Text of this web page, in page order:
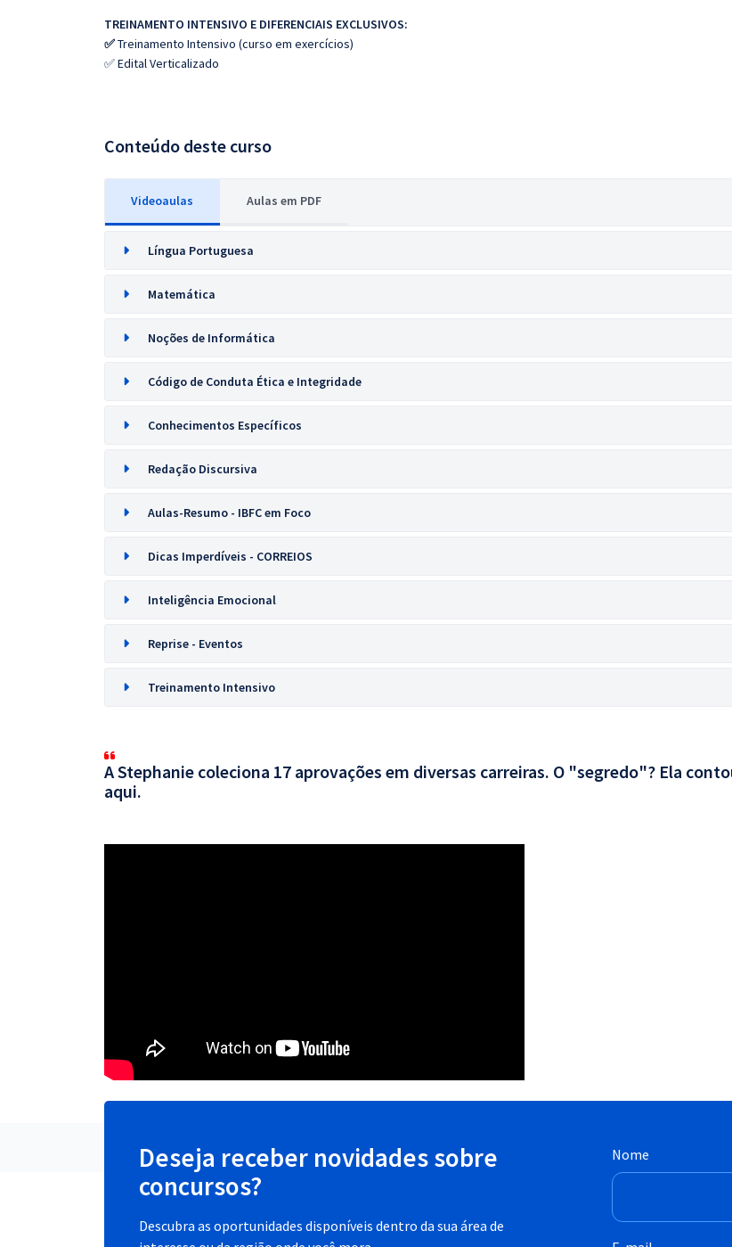
TREINAMENTO INTENSIVO E DIFERENCIAIS EXCLUSIVOS:
✅Treinamento Intensivo (curso em exercícios)
✅ Edital Verticalizado
Conteúdo deste curso
Videoaulas Aulas em PDF
Língua Portuguesa
Matemática
Noções de Informática
Código de Conduta Ética e Integridade
Conhecimentos Específicos
Redação Discursiva
Aulas-Resumo - IBFC em Foco
Dicas Imperdíveis - CORREIOS
Inteligência Emocional
Reprise - Eventos
Treinamento Intensivo
A Stephanie coleciona 17 aprovações em diversas carreiras. O "segredo"? Ela
aqui.
Deseja receber novidades sobre
concursos?
Descubra as oportunidades disponíveis dentro da sua área de
Nome